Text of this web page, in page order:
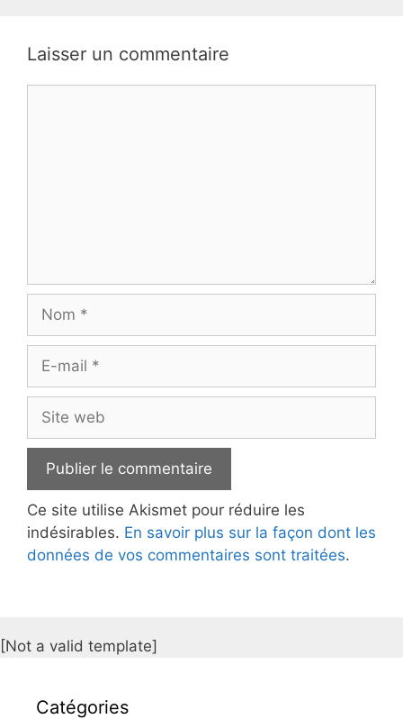
Laisser un commentaire
Nom
Site
web
Ce site utilise Akismet pour réduire les
indésirables. En savoir plus sur la façon dont les
données de vos commentaires sont traitées.
[Not a valid template]
Catégories